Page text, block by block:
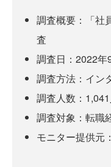
調査概要：「社
査
調査日：2022年
調査方法：イン
調査人数：
調査対象：転職
モニター提供元